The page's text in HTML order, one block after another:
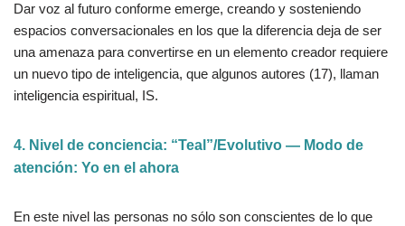
Dar voz al futuro conforme emerge, creando y sosteniendo
espacios conversacionales en los que la diferencia deja de ser
una amenaza para convertirse en un elemento creador requiere
un nuevo tipo de inteligencia, que algunos autores (17), llaman
inteligencia espiritual, IS.
4. Nivel de conciencia: “Teal”/Evolutivo — Modo de
atención: Yo en el ahora
En este nivel las personas no sólo son conscientes de lo que